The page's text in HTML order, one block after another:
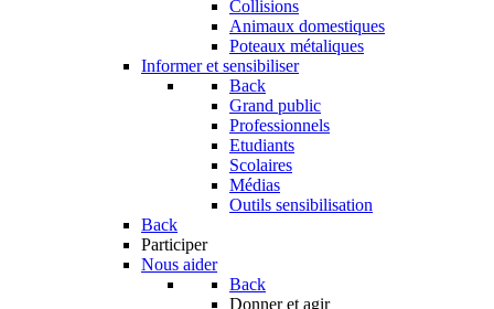
Collisions
Animaux domestiques
Poteaux métaliques
Informer et sensibiliser
Back
Grand public
Professionnels
Etudiants
Scolaires
Médias
Outils sensibilisation
Back
Participer
Nous aider
Back
Donner et agir